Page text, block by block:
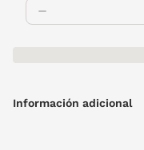
Información adicional